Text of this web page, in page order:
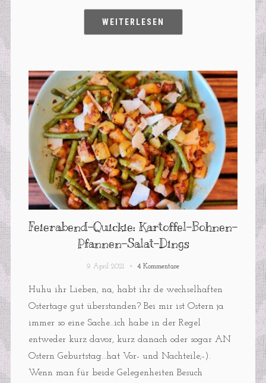
WEITERLESEN
Feierabend-Quickie: Kartoffel-Bohnen-
Pfannen-Salat-Dings
9. April 2021 4 Kommentare
Huhu ihr Lieben, na, habt ihr de wechselhaften
Ostertage gut überstanden? Bei mir ist Ostern ja
immer so eine Sache…ich habe in der Regel
entweder kurz davor, kurz danach oder sogar AN
Ostern Geburtstag…hat Vor- und Nachteile;-).
Wenn man für beide Gelegenheiten Besuch